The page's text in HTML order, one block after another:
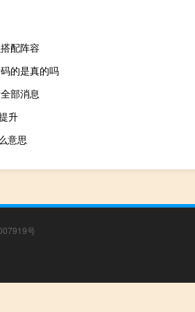
配阵容
的是真的吗
部消息
升
意思
号